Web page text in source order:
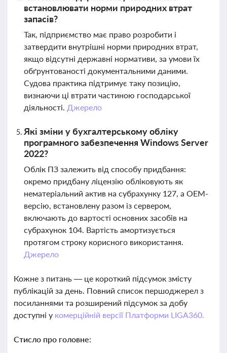
встановлювати норми природних втрат
запасів?
Так, підприємство має право розробити і
затвердити внутрішні норми природних втрат,
якщо відсутні державні нормативи, за умови їх
обґрунтованості документальними даними.
Судова практика підтримує таку позицію,
визнаючи ці втрати частиною господарської
діяльності. Джерело
Які зміни у бухгалтерському обліку
програмного забезпечення Windows Server
2022?
Облік ПЗ залежить від способу придбання:
окремо придбану ліцензію обліковують як
нематеріальний актив на субрахунку 127, а OEM-
версію, встановлену разом із сервером,
включають до вартості основних засобів на
субрахунок 104. Вартість амортизується
протягом строку корисного використання.
Джерело
Кожне з питань — це короткий підсумок змісту
публікацій за день. Повний список першоджерел з
посиланнями та розширений підсумок за добу
доступні у комерційній версії Платформи LIGA360.
Стисло про головне: